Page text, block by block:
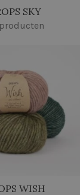
SKY
WISH